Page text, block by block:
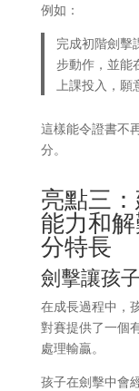
例如：
完成初階劍擊
步動作，並能
上課投入，願
這樣能令證書不
分。
亮點三
能力和
分特長
劍擊讓孩
在成長過程中，
對賽提供了一個
處理輸贏。
孩子在劍擊中會